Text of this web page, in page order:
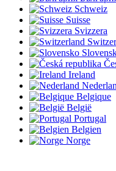
Schweiz
Suisse
Svizzera
Ireland
Belgique
België
Portugal
Belgien
Norge